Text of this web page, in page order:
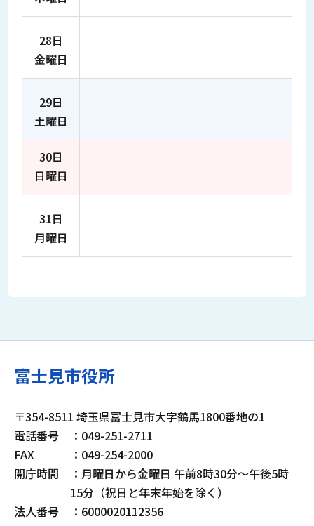
28日
金曜日
29日
土曜日
30日
日曜日
31日
月曜日
富士見市役所
〒354-8511 埼玉県富士見市大字鶴馬1800番地の1
電話番号
：049-251-2711
FAX
：049-254-2000
開庁時間
：月曜日から金曜日 午前8時30分～午後5時
15分（祝日と年末年始を除く）
法人番号
：6000020112356